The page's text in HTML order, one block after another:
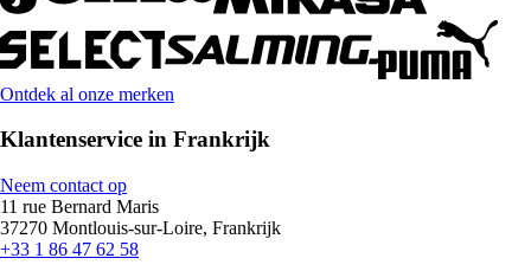
Ontdek al onze merken
Klantenservice in Frankrijk
Neem contact op
11 rue Bernard Maris
37270 Montlouis-sur-Loire, Frankrijk
+33 1 86 47 62 58